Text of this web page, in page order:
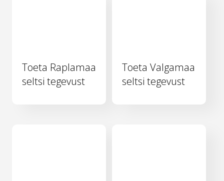
Toeta Raplamaa
seltsi tegevust
Toeta Valgamaa
seltsi tegevust